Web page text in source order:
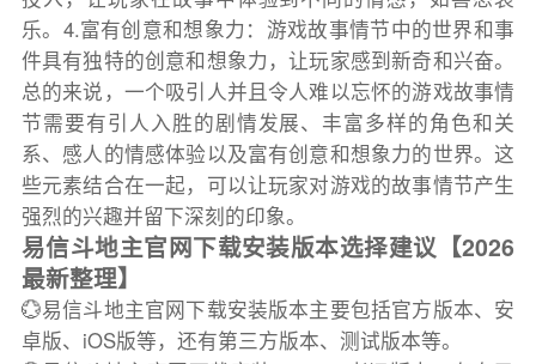
乐。4.富有创意和想象力：游戏故事情节中的世界和事
件具有独特的创意和想象力，让玩家感到新奇和兴奋。
总的来说，一个吸引人并且令人难以忘怀的游戏故事情
节需要有引人入胜的剧情发展、丰富多样的角色和关
系、感人的情感体验以及富有创意和想象力的世界。这
些元素结合在一起，可以让玩家对游戏的故事情节产生
强烈的兴趣并留下深刻的印象。
易信斗地主官网下载安装版本选择建议【2026
最新整理】
💮易信斗地主官网下载安装版本主要包括官方版本、安
卓版、iOS版等，还有第三方版本、测试版本等。